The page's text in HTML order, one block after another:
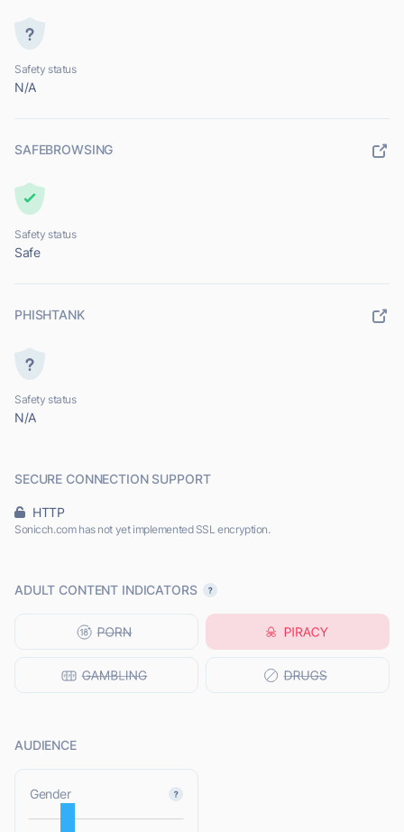
Safety status
N/A
SAFEBROWSING
Safety status
Safe
PHISHTANK
Safety status
N/A
SECURE CONNECTION SUPPORT
HTTP
Sonicch.com has not yet implemented SSL encryption.
ADULT CONTENT INDICATORS
AUDIENCE
Gender